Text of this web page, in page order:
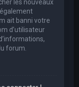
les nouveaux
ait banni votre
d’utilisateur
forum.